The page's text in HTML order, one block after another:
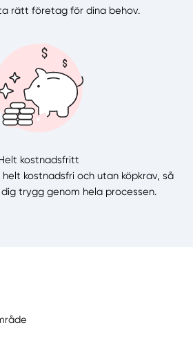
rätt företag för dina behov.
kostnadsfritt
kostnadsfri och utan köpkrav, så
trygg genom hela processen.